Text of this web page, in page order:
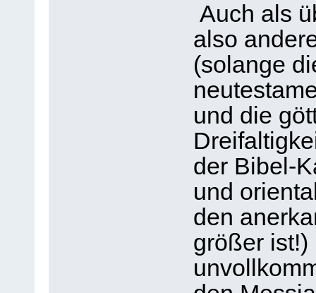
Auch als
also
(solange
und die
der Bibel-
und
den
größer ist!)